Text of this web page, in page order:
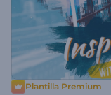
Plantilla Premium